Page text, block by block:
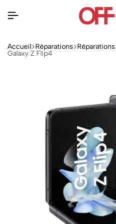
Accueil Réparations
Galaxy Z Flip4